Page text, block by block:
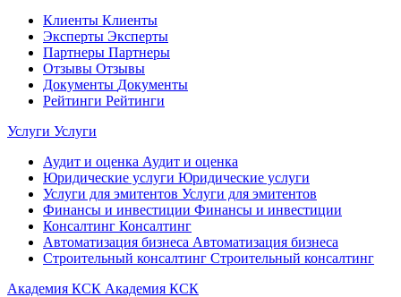
Клиенты Клиенты
Эксперты Эксперты
Партнеры Партнеры
Отзывы Отзывы
Документы Документы
Рейтинги Рейтинги
Услуги Услуги
Аудит и оценка Аудит и оценка
Юридические услуги Юридические услуги
Услуги для эмитентов Услуги для эмитентов
Финансы и инвестиции Финансы и инвестиции
Консалтинг Консалтинг
Автоматизация бизнеса Автоматизация бизнеса
Строительный консалтинг Строительный консалтинг
Академия КСК Академия КСК